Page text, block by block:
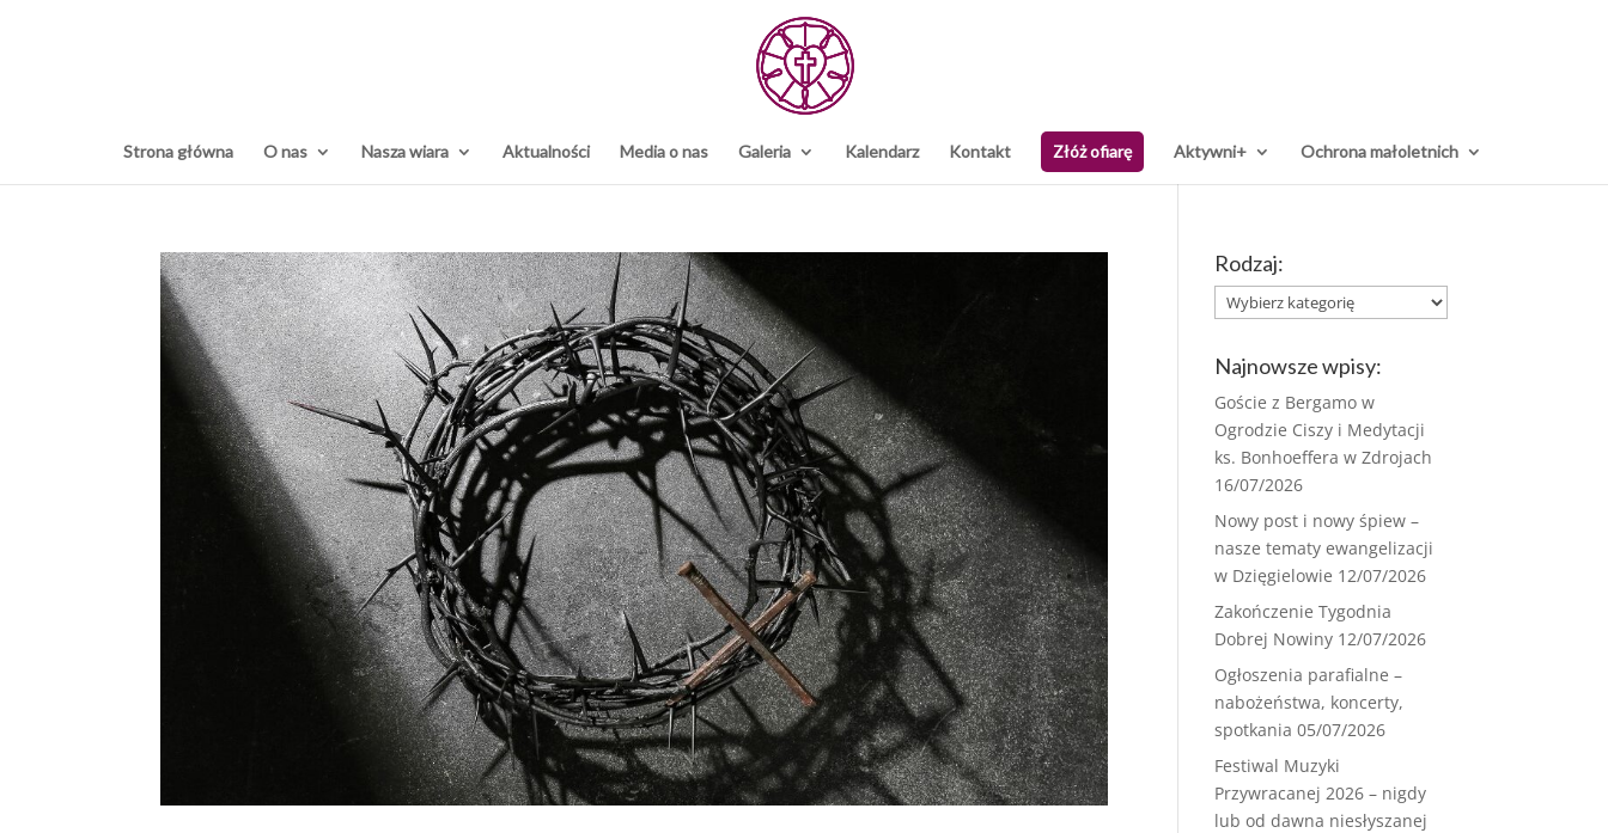
Strona główna O nas Nasza wiara Aktualności Media o nas Galeria Kalendarz Kontakt Złóż ofiarę Aktywni+ Ochrona małoletnich
Rodzaj:
Rodzaj:
Najnowsze wpisy:
Goście z Bergamo w
Ogrodzie Ciszy i Medytacji
ks. Bonhoeffera w Zdrojach
16/07/2026
Nowy post i nowy śpiew –
nasze tematy ewangelizacji
w Dzięgielowie 12/07/2026
Zakończenie Tygodnia
Dobrej Nowiny 12/07/2026
Ogłoszenia parafialne –
nabożeństwa, koncerty,
spotkania 05/07/2026
Festiwal Muzyki
Przywracanej 2026 – nigdy
lub od dawna niesłyszanej